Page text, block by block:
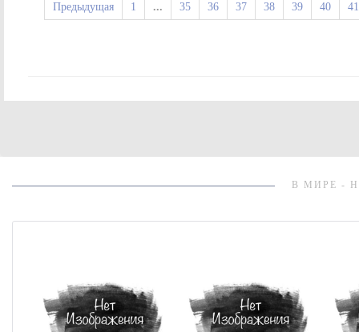
Предыдущая 1 ... 35 36 37 38 39 40 41
В МИРЕ -